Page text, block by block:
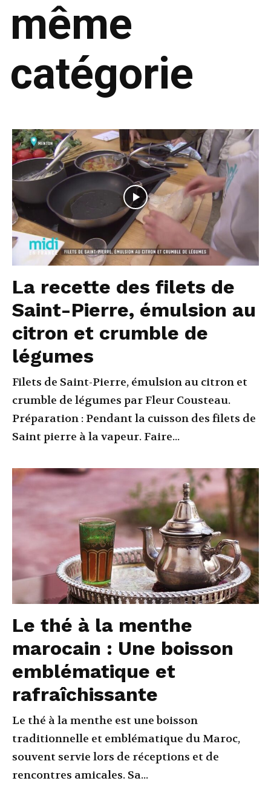
même
catégorie
La recette des filets de
Saint-Pierre, émulsion au
citron et crumble de
légumes
Filets de Saint-Pierre, émulsion au citron et
crumble de légumes par Fleur Cousteau.
Préparation : Pendant la cuisson des filets de
Saint pierre à la vapeur. Faire...
Le thé à la menthe
marocain : Une boisson
emblématique et
rafraîchissante
Le thé à la menthe est une boisson
traditionnelle et emblématique du Maroc,
souvent servie lors de réceptions et de
rencontres amicales. Sa...